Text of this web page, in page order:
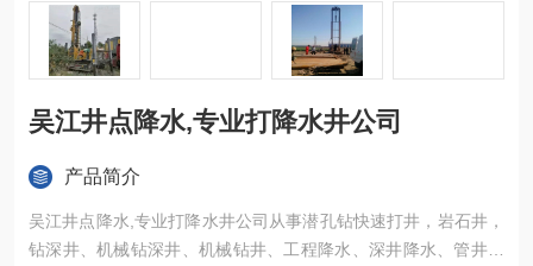
吴江井点降水,专业打降水井公司
产品简介
吴江井点降水,专业打降水井公司从事潜孔钻快速打井，岩石井，
钻深井、机械钻深井、机械钻井、工程降水、深井降水、管井降